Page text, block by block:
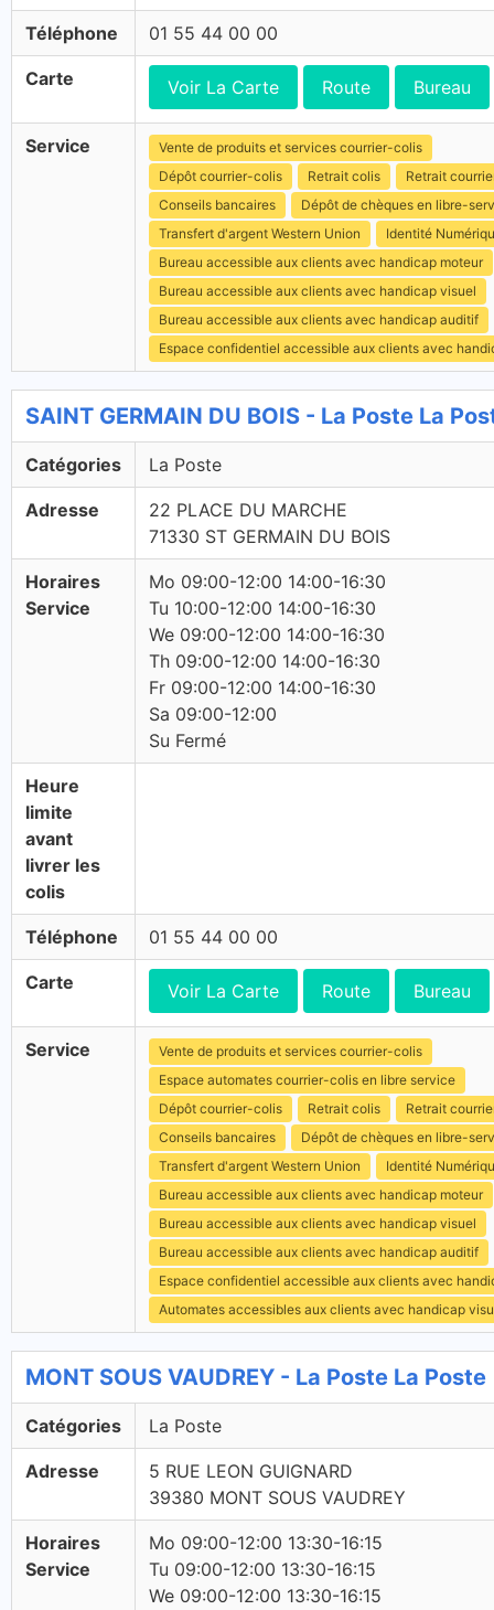
Téléphone 01 55 44 00 00
Carte Voir La Carte Route Bureau
Service
Vente de produits et services courrier-colis
Dépôt courrier-colis
Retrait colis
Retrait
Conseils bancaires
Dépôt de chèques en libre-
Transfert d'argent Western Union
Identité
Bureau accessible aux clients avec handicap moteur
Bureau accessible aux clients avec handicap visuel
Bureau accessible aux clients avec handicap auditif
Espace confidentiel accessible aux clients avec
SAINT GERMAIN DU BOIS - La Poste La
Catégories La Poste
Adresse
22 PLACE DU MARCHE
71330 ST GERMAIN DU BOIS
Horaires
Service
Mo 09:00-12:00 14:00-16:30
Tu 10:00-12:00 14:00-16:30
We 09:00-12:00 14:00-16:30
Th 09:00-12:00 14:00-16:30
Fr 09:00-12:00 14:00-16:30
Sa 09:00-12:00
Su Fermé
Heure
limite
avant
livrer les
colis
Téléphone 01 55 44 00 00
Carte Voir La Carte Route Bureau
Service
Vente de produits et services courrier-colis
Espace automates courrier-colis en libre service
Dépôt courrier-colis
Retrait colis
Retrait
Conseils bancaires
Dépôt de chèques en libre-
Transfert d'argent Western Union
Identité
Bureau accessible aux clients avec handicap moteur
Bureau accessible aux clients avec handicap visuel
Bureau accessible aux clients avec handicap auditif
Espace confidentiel accessible aux clients avec
Automates accessibles aux clients avec handicap
MONT SOUS VAUDREY - La Poste La Poste
Catégories La Poste
Adresse
5 RUE LEON GUIGNARD
39380 MONT SOUS VAUDREY
Horaires
Service
Mo 09:00-12:00 13:30-16:15
Tu 09:00-12:00 13:30-16:15
We 09:00-12:00 13:30-16:15